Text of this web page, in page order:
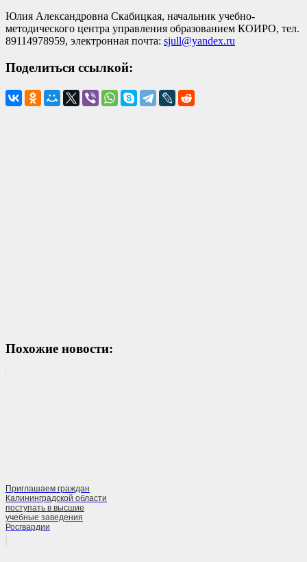
Юлия Александровна Скабицкая, начальник учебно-
методического центра управления образованием КОИРО, тел.
89114978959, электронная почта: sjull@yandex.ru
Поделиться ссылкой:
Похожие новости:
Приглашаем граждан
Калининградской области
поступать в высшие
учебные заведения
Росгвардии